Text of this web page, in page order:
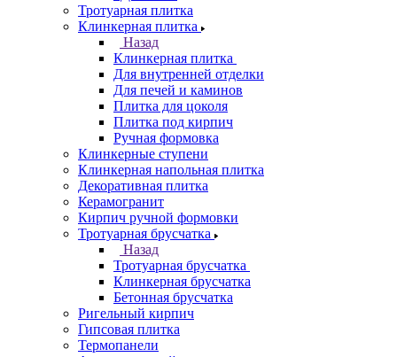
Тротуарная плитка
Клинкерная плитка
Назад
Клинкерная плитка
Для внутренней отделки
Для печей и каминов
Плитка для цоколя
Плитка под кирпич
Ручная формовка
Клинкерные ступени
Клинкерная напольная плитка
Декоративная плитка
Керамогранит
Кирпич ручной формовки
Тротуарная брусчатка
Назад
Тротуарная брусчатка
Клинкерная брусчатка
Бетонная брусчатка
Ригельный кирпич
Гипсовая плитка
Термопанели